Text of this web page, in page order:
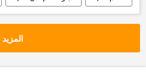
أخبار إسرائيل اليوم
المزيد